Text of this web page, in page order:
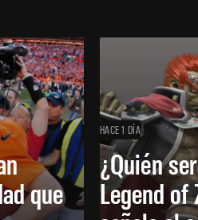
que
HACE 1 DÍA
¿Quién
Legend of